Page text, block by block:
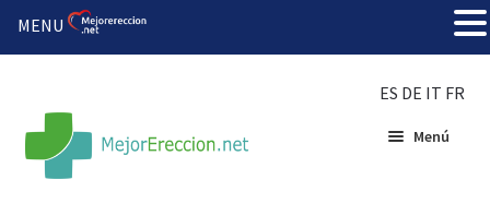
ES DE IT FR
Menú
MENU